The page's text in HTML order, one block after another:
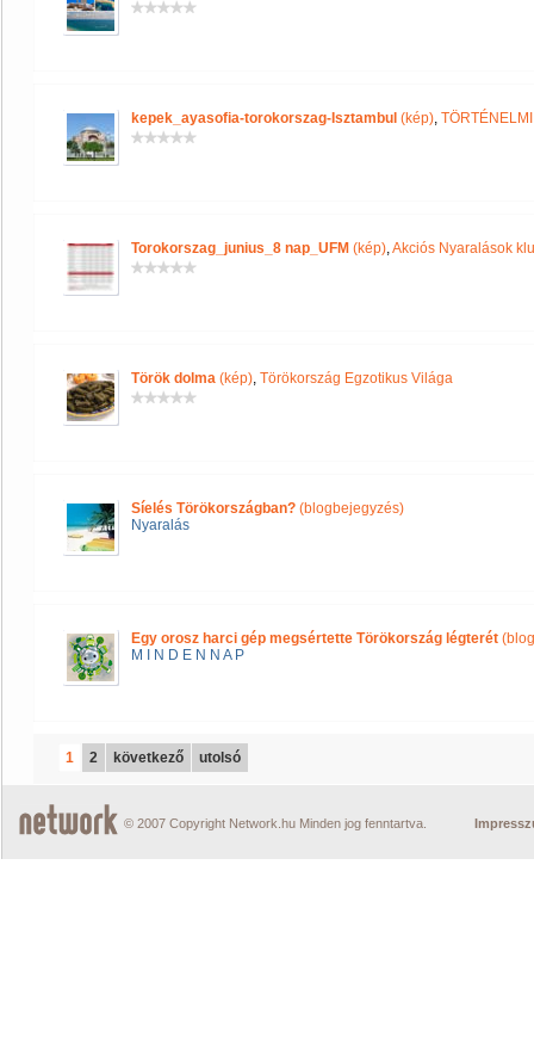
kepek_ayasofia-torokorszag-Isztambul (kép),
Torokorszag_junius_8 nap_UFM (kép),Akciós Nyaralások
Török dolma (kép), Törökország Egzotikus Világa
Síelés Törökországban? (blogbejegyzés)
Nyaralás
Egy orosz harci gép megsértette Törökország légterét
M I N D E N N A P
1 2 következő utolsó
© 2007 Copyright Network.hu Minden jog fenntartva.